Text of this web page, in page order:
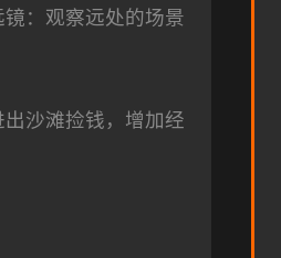
：观察远处的场景
沙滩捡钱，增加经